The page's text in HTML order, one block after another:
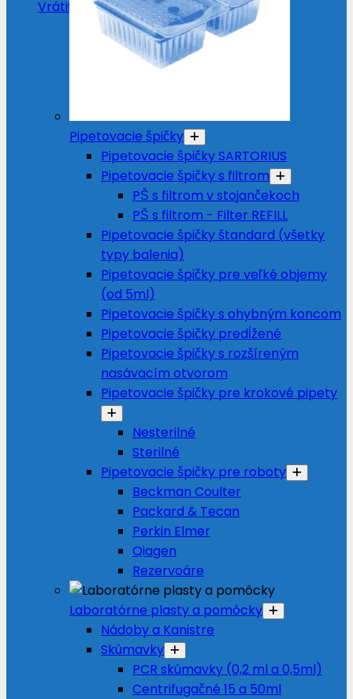
Vrátiť sa do obchodu
Pipetovacie špičky
Pipetovacie špičky SARTORIUS
Pipetovacie špičky s filtrom
PŠ s filtrom v stojančekoch
PŠ s filtrom - Filter REFILL
Pipetovacie špičky štandard (všetky
typy balenia)
Pipetovacie špičky pre veľké objemy
(od 5ml)
Pipetovacie špičky s ohybným koncom
Pipetovacie špičky predĺžené
Pipetovacie špičky s rozšíreným
nasávacím otvorom
Pipetovacie špičky pre krokové pipety
Nesterilné
Sterilné
Pipetovacie špičky pre roboty
Beckman Coulter
Packard & Tecan
Perkin Elmer
Qiagen
Rezervoáre
Laboratórne plasty a pomôcky
Nádoby a Kanistre
Skúmavky
PCR skúmavky (0,2 ml a 0,5ml)
Centrifugačné 15 a 50ml